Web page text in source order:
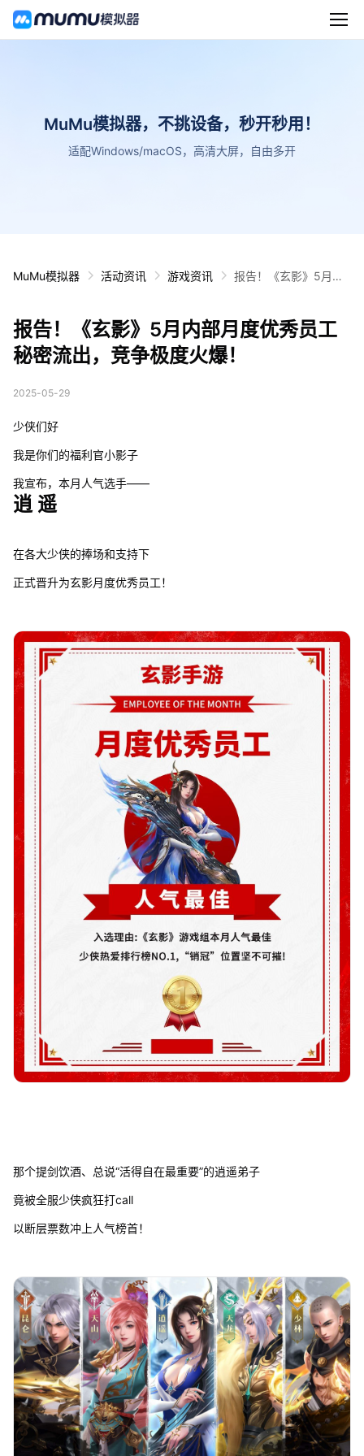
MuMu模拟器，不挑设备，秒开秒用！
适配Windows/macOS，高清大屏，自由多开
MuMu模拟器 活动资讯 游戏资讯
报告！《玄影》5月内
报告！《玄影》5月内部月度优秀员工
秘密流出，竞争极度火爆！
2025-05-29
少侠们好
我是你们的福利官小影子
我宣布，本月人气选手——
逍 遥
在各大少侠的捧场和支持下
正式晋升为玄影月度优秀员工！
那个提剑饮酒、总说“活得自在最重要”的逍遥弟子
竟被全服少侠疯狂打call
以断层票数冲上人气榜首！